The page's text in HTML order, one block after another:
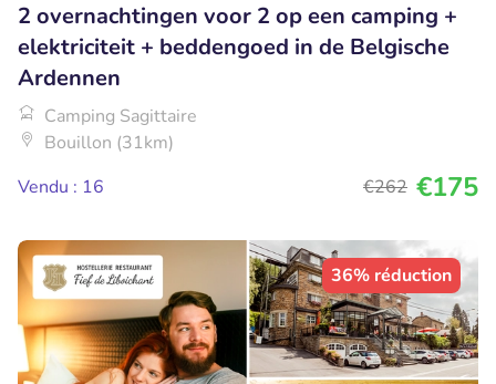
2 overnachtingen voor 2 op een camping +
elektriciteit + beddengoed in de Belgische
Ardennen
Camping Sagittaire
Bouillon (31km)
Vendu : 16
€262 €175
36% réduction